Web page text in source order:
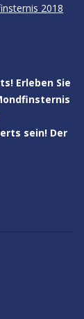
2018
Erleben Sie
sein! Der